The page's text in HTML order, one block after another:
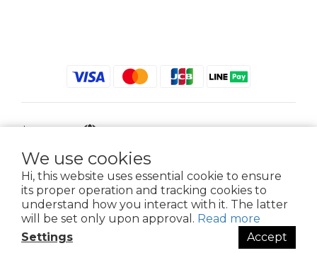
We use cookies
Hi, this website uses essential cookie to ensure
its proper operation and tracking cookies to
understand how you interact with it. The latter
will be set only upon approval. Read more
Settings
Accept
$ TWD English
2021 © iGreenbag | DoaBag | Working Hrs 8:30 - 18:00｜新北市新莊區中正路
659-5號3樓 | 02-2903-8800 | 統編 : 28396448 (唯一統編無關係企業)